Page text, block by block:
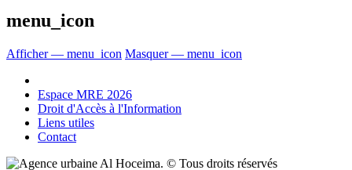
menu_icon
Afficher — menu_icon Masquer — menu_icon
Espace MRE 2026
Droit d'Accès à l'Information
Liens utiles
Contact